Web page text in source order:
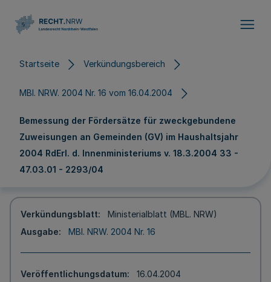
Startseite Verkündungsbereich
MBl. NRW. 2004 Nr. 16 vom 16.04.2004
Bemessung der Fördersätze für zweckgebundene
Zuweisungen an Gemeinden (GV) im Haushaltsjahr
2004 RdErl. d. Innenministeriums v. 18.3.2004 33 -
47.03.01 - 2293/04
Verkündungsblatt
Ministerialblatt (MBL. NRW)
Ausgabe
MBl. NRW. 2004 Nr. 16
Veröffentlichungsdatum
16.04.2004